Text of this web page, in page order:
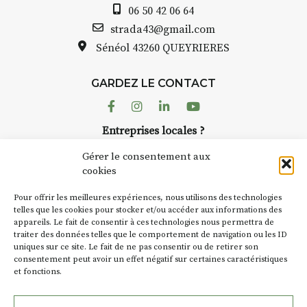
Gérer le consentement aux
cookies
Pour offrir les meilleures expériences, nous utilisons des technologies
telles que les cookies pour stocker et/ou accéder aux informations des
appareils. Le fait de consentir à ces technologies nous permettra de
traiter des données telles que le comportement de navigation ou les ID
uniques sur ce site. Le fait de ne pas consentir ou de retirer son
consentement peut avoir un effet négatif sur certaines caractéristiques
et fonctions.
INTERVIEW
STRADA Bernard Turle, vous
Auzon…
Bernard TURLE Le Fumoir n’est
pas une galerie permanente.
Chaque année, le 1er dimanche
d’août, l’association
artisans investissent les rues, les
caves, les granges d’Auzon. Le
Fumoir est l’un de ces espaces
temporaires d’accueil de la
culture. Il s’associe également à
06 50 42 06 64
strada43@gmail.com
Sénéol 43260 QUEYRIERES
GARDEZ LE CONTACT
FacebookInstagram
LinkedinYoutube
Entreprises locales ?
Suivez toute l'actu de Strada